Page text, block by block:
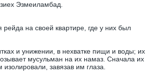
Эзмеиламбад.
на своей квартире, где у них был
и унижении, в нехватке пищи и воды; их
мусульман на их намаз. Сначала их
завязав им глаза.